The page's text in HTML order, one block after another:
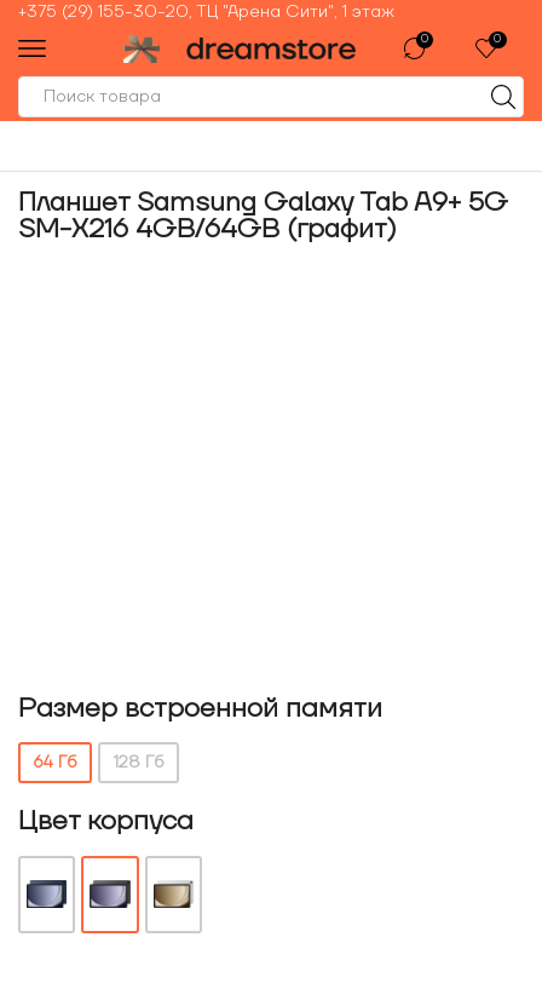
+375 (29) 155-30-20, ТЦ "Арена Сити", 1 этаж
0 0
Планшет Samsung Galaxy Tab A9+ 5G
SM-X216 4GB/64GB (графит)
Размер встроенной памяти
64 Гб 128 Гб
Цвет корпуса